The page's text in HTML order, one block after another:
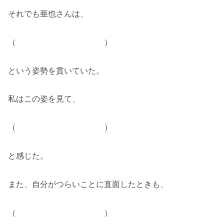
それでも亜也さんは、
（ ）
という姿勢を貫いていた。
私はこの姿を見て、
（ ）
と感じた。
また、自分がつらいことに直面したときも、
（ ）